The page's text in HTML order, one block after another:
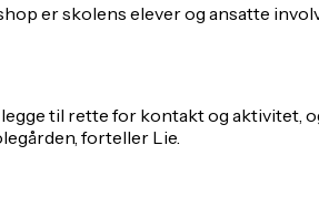
er skolens elever og ansatte
til rette for kontakt og aktivitet,
forteller Lie.